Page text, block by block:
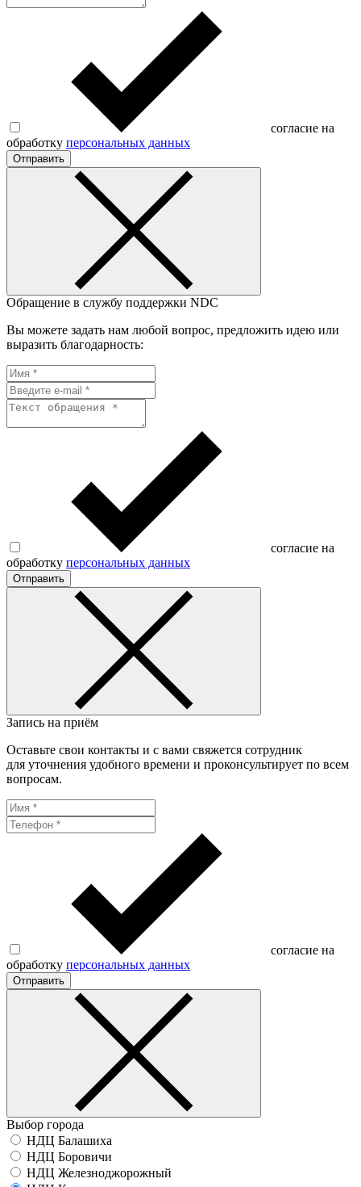
согласие на
обработку персональных данных
Отправить
Обращение в службу поддержки NDC
Вы можете задать нам любой вопрос, предложить идею или
выразить благодарность:
согласие на
обработку персональных данных
Отправить
Запись на приём
Оставьте свои контакты и с вами свяжется сотрудник
для уточнения удобного времени и проконсультирует по всем
вопросам.
согласие на
обработку персональных данных
Отправить
Выбор города
НДЦ Балашиха
НДЦ Боровичи
НДЦ Железноджорожный